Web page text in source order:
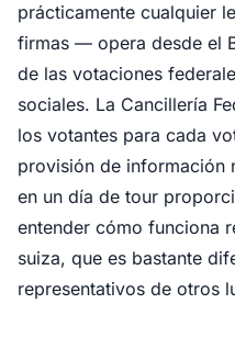
prácticamente cualquier
firmas — opera desde el
de las votaciones
sociales. La Cancillería
los votantes para cada
provisión de información
en un día de tour
entender cómo funciona
suiza, que es bastante
representativos de otros